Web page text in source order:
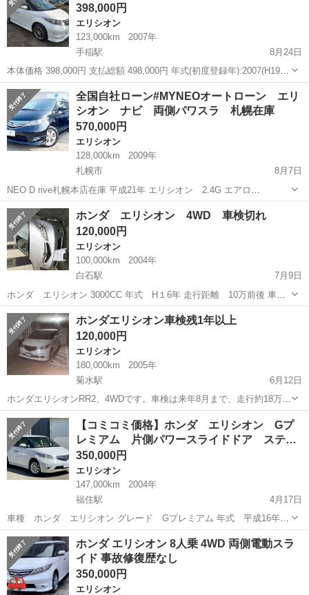
398,000円
エリシオン
123,000km
2007年
手稲駅
8月24日
本体価格 398,000円 支払総額 498,000円 年式(初度登録年):2007(H19)
走行距離:12.3万km 修復歴:なし 定期点検記録簿:○ 車検:2年付 新規で
車検取得してお渡しいたしま...
北海道 札幌市 手稲駅 エンジン
全国自社ローン#MYNEOオートローン エリ
シオン ナビ 両側パワスラ 札幌在庫
570,000円
エリシオン
128,000km
2009年
札幌市
8月7日
NEO D rive札幌本店在庫 平成21年 エリシオン 2.4G エアロ
HDDナビスペシャル 4WD 全国自社ローン‼︎ローン
に自身のないお客様必見‼︎ ☆MY NEOオートローン☆ https...
北海道 札幌市 エリシオン
ホンダ エリシオン 4WD 車検切れ
120,000円
エリシオン
100,000km
2004年
白石駅
7月9日
ホンダ エリシオン 3000CC 年式 H１6年 走行距離 10万前後 車
検 H３２年３月１６日 純正HDDナビ バックカメラ ETC 片側オート
スライドドア 4WD 現在冬タイヤ装着 札幌からです...
北海道 札幌市 白石駅 エリシオン コミコミ
ホンダエリシオン車検残1年以上
120,000円
エリシオン
180,000km
2005年
菊水駅
6月12日
ホンダエリシオンRR2、4WDです。車検は来年8月まで、走行約18万キ
ロです。前回車検のとき、エアコンの修理しました。夏19インチと17
インチアルミ付きスタッドレスお付けします。現在二列目シート取り
外していますが部品はすべて...
北海道 札幌市 エリシオン ホンダエリシオン
【コミコミ価格】ホンダ エリシオン Gプ
レミアム 片側パワースライドドア ステ…
350,000円
エリシオン
147,000km
2004年
福住駅
4月17日
車種 ホンダ エリシオン グレード Gプレミアム 年式 平成16年式
駆動 4ＷＤ 車検満日 令和6年1月 定員 8名 排気量 2400cc ★片側
パワースライドドア♪ ★ステアリングスイッチ♪ ★キー...
北海道 札幌市 福住駅 エリシオン ステアリング
ホンダ エリシオン 8人乗 4WD 両側電動スラ
イド 事故修復歴なし
350,000円
エリシオン